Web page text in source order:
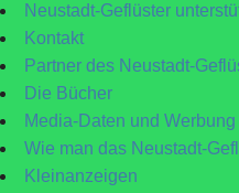
Neustadt-Geflüster
Kontakt
Partner des Neustadt-
Die Bücher
Media-Daten und Werbung
Wie man das Neustadt-
Kleinanzeigen